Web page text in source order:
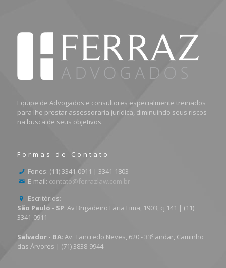
Equipe de Advogados e consultores especialmente treinados
para lhe prestar assessoraria jurídica, diminuindo seus riscos
na busca de seus objetivos.
Formas de Contato
Fones: (11) 3341-0911 | 3341-1803
E-mail: contato@ferrazlaw.com.br
Escritórios:
São Paulo - SP: Av Brigadeiro Faria Lima, 1903, cj 141 | (11)
3341-0911
Salvador - BA: Av. Tancredo Neves, 620 - 33º andar, Caminho
das Árvores | (71) 3838-9944